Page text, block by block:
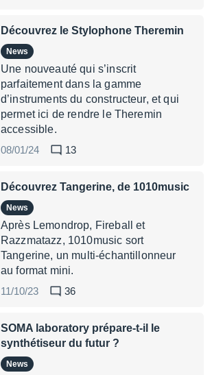
Découvrez le Stylophone Theremin
News
Une nouveauté qui s’inscrit
parfaitement dans la gamme
d’instruments du constructeur, et qui
permet ici de rendre le Theremin
accessible.
08/01/24
13
Découvrez Tangerine, de 1010music
News
Après Lemondrop, Fireball et
Razzmatazz, 1010music sort
Tangerine, un multi-échantillonneur
au format mini.
11/10/23
36
SOMA laboratory prépare-t-il le
synthétiseur du futur ?
News